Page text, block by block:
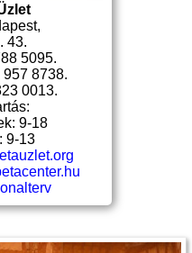
43.
5095.
957 8738.
0013.
9-18
9-13